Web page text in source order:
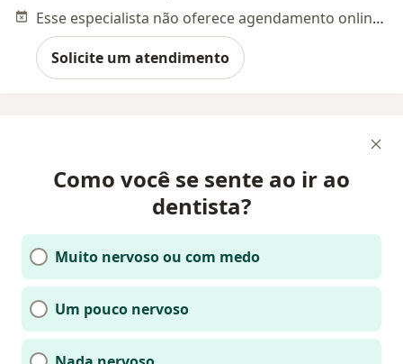
Esse especialista não oferece agendamento online para esse endereço.
Solicite um atendimento
Como você se sente ao ir ao
dentista?
Muito nervoso ou com medo
Um pouco nervoso